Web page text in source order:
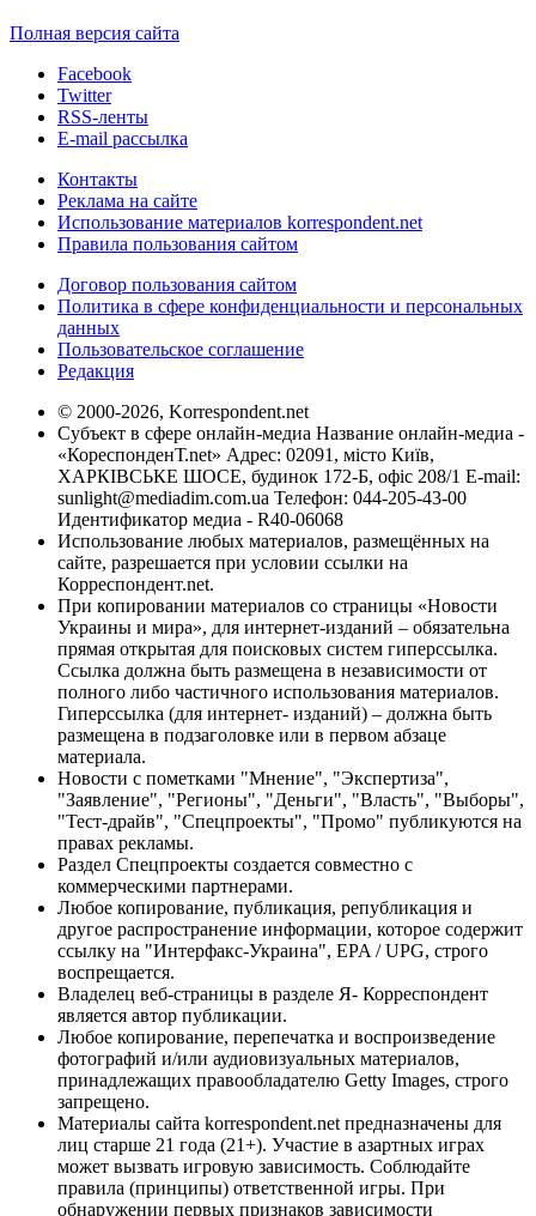
Полная версия сайта
Facebook
Twitter
RSS-ленты
E-mail рассылка
Контакты
Реклама на сайте
Использование материалов korrespondent.net
Правила пользования сайтом
Договор пользования сайтом
Политика в сфере конфиденциальности и персональных
данных
Пользовательское соглашение
Редакция
© 2000-2026, Korrespondent.net
Субъект в сфере онлайн-медиа Название онлайн-медиа -
«КореспонденТ.net» Адрес: 02091, місто Київ,
ХАРКІВСЬКЕ ШОСЕ, будинок 172-Б, офіс 208/1 E-mail:
sunlight@mediadim.com.ua Телефон: 044-205-43-00
Идентификатор медиа - R40-06068
Использование любых материалов, размещённых на
сайте, разрешается при условии ссылки на
Корреспондент.net.
При копировании материалов со страницы «Новости
Украины и мира», для интернет-изданий – обязательна
прямая открытая для поисковых систем гиперссылка.
Ссылка должна быть размещена в независимости от
полного либо частичного использования материалов.
Гиперссылка (для интернет- изданий) – должна быть
размещена в подзаголовке или в первом абзаце
материала.
Новости с пометками "Мнение", "Экспертиза",
"Заявление", "Регионы", "Деньги", "Власть", "Выборы",
"Тест-драйв", "Спецпроекты", "Промо" публикуются на
правах рекламы.
Раздел Спецпроекты создается совместно с
коммерческими партнерами.
Любое копирование, публикация, републикация и
другое распространение информации, которое содержит
ссылку на "Интерфакс-Украина", EPA / UPG, строго
воспрещается.
Владелец веб-страницы в разделе Я- Корреспондент
является автор публикации.
Любое копирование, перепечатка и воспроизведение
фотографий и/или аудиовизуальных материалов,
принадлежащих правообладателю Getty Images, строго
запрещено.
Материалы сайта korrespondent.net предназначены для
лиц старше 21 года (21+). Участие в азартных играх
может вызвать игровую зависимость. Соблюдайте
правила (принципы) ответственной игры. При
обнаружении первых признаков зависимости